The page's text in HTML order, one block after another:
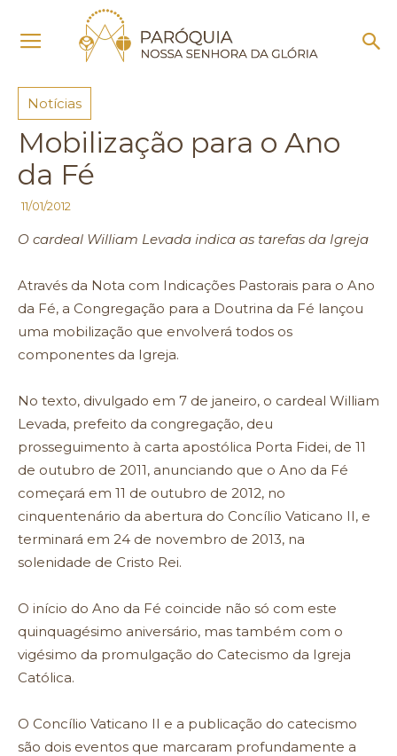
Notícias
Notícias
Mobilização para o Ano
da Fé
11/01/2012
O cardeal William Levada indica as tarefas da Igreja
Através da Nota com Indicações Pastorais para o Ano
da Fé, a Congregação para a Doutrina da Fé lançou
uma mobilização que envolverá todos os
componentes da Igreja.
No texto, divulgado em 7 de janeiro, o cardeal William
Levada, prefeito da congregação, deu
prosseguimento à carta apostólica Porta Fidei, de 11
de outubro de 2011, anunciando que o Ano da Fé
começará em 11 de outubro de 2012, no
cinquentenário da abertura do Concílio Vaticano II, e
terminará em 24 de novembro de 2013, na
solenidade de Cristo Rei.
O início do Ano da Fé coincide não só com este
quinquagésimo aniversário, mas também com o
vigésimo da promulgação do Catecismo da Igreja
Católica.
O Concílio Vaticano II e a publicação do catecismo
são dois eventos que marcaram profundamente a